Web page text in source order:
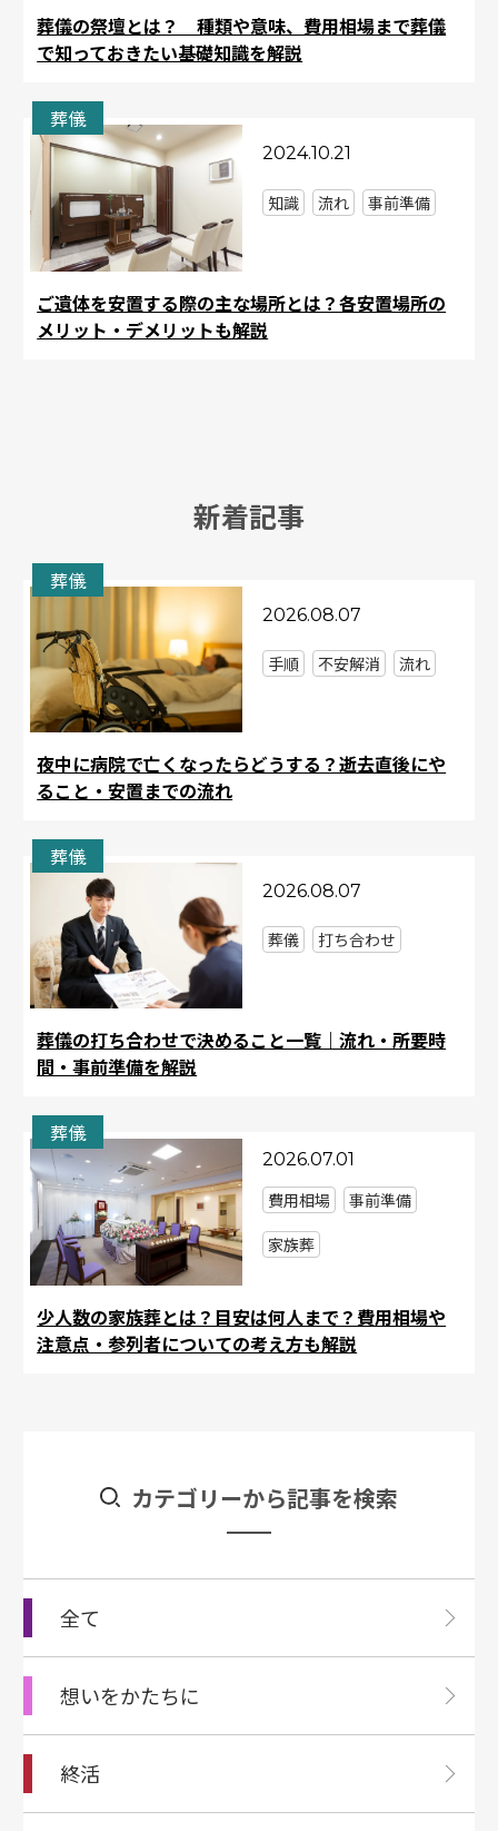
葬儀の祭壇とは？ 種類や意味、費用相場まで葬儀
で知っておきたい基礎知識を解説
葬儀
2024.10.21
ご遺体を安置する際の主な場所とは？各安置場所の
メリット・デメリットも解説
知識 流れ 事前準備
新着記事
葬儀
2026.08.07
夜中に病院で亡くなったらどうする？逝去直後にや
ること・安置までの流れ
手順 不安解消 流れ
葬儀
2026.08.07
葬儀の打ち合わせで決めること一覧｜流れ・所要時
間・事前準備を解説
葬儀 打ち合わせ
葬儀
2026.07.01
少人数の家族葬とは？目安は何人まで？費用相場や
注意点・参列者についての考え方も解説
費用相場
事前準備
家族葬
カテゴリーから記事を検索
全て
想いをかたちに
終活